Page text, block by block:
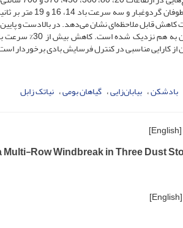
رخداد طوفان
کاهش قابل ملاحظه‌ای نشان می‌دهد. در بالادست و
کارایی مناسبی در کنترل فرسایش بادی برخوردار
بادشکن بیابان‌زایی گیاهان بومی نیاتک زابل
[English]
Row Windbreak in Three Dust
[English]